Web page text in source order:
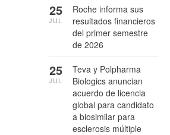
Roche informa sus
resultados financieros
del primer semestre
de 2026
25
JUL
Teva y Polpharma
Biologics anuncian
acuerdo de licencia
global para candidato
a biosimilar para
esclerosis múltiple
25
JUL